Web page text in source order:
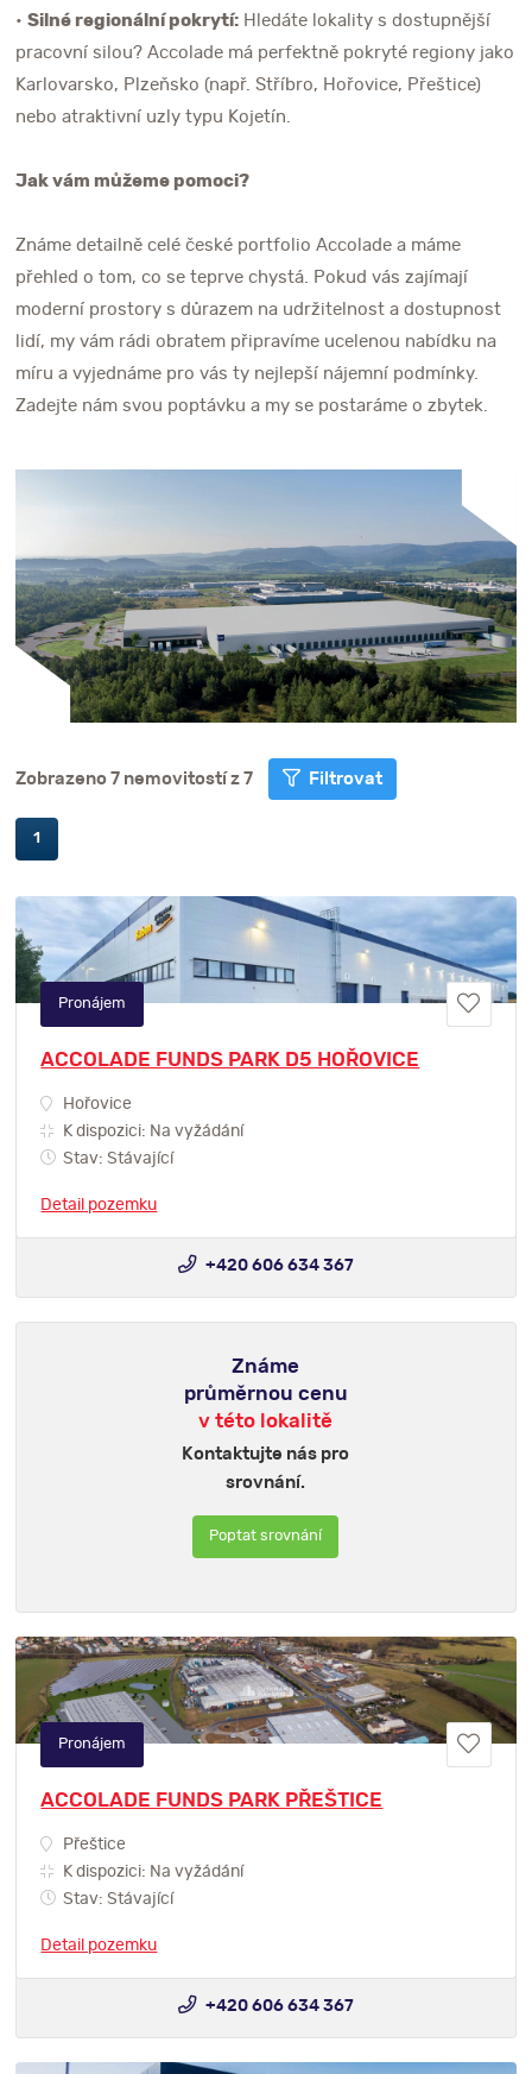
•Silné regionální pokrytí: Hledáte lokality s dostupnější
pracovní silou? Accolade má perfektně pokryté regiony jako
Karlovarsko, Plzeňsko (např. Stříbro, Hořovice, Přeštice)
nebo atraktivní uzly typu Kojetín.
Jak vám můžeme pomoci?
Známe detailně celé české portfolio Accolade a máme
přehled o tom, co se teprve chystá. Pokud vás zajímají
moderní prostory s důrazem na udržitelnost a dostupnost
lidí, my vám rádi obratem připravíme ucelenou nabídku na
míru a vyjednáme pro vás ty nejlepší nájemní podmínky.
Zadejte nám svou poptávku a my se postaráme o zbytek.
Zobrazeno 7 nemovitostí z 7 Filtrovat
1
ACCOLADE FUNDS PARK D5 HOŘOVICE
Hořovice
K dispozici: Na vyžádání
Stav: Stávající
Detail pozemku
Pronájem
+420 606 634 367
Známe
průměrnou cenu
v této lokalitě
Kontaktujte nás pro
srovnání.
Poptat srovnání
ACCOLADE FUNDS PARK PŘEŠTICE
Přeštice
K dispozici: Na vyžádání
Stav: Stávající
Detail pozemku
Pronájem
+420 606 634 367